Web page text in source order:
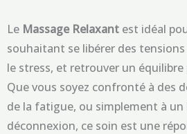
Le Massage Relaxant est idéal
souhaitant se libérer des
le stress, et retrouver un
Que vous soyez confronté à des
de la fatigue, ou simplement à un
déconnexion, ce soin est une